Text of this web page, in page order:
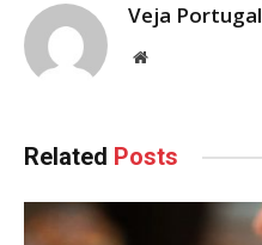
Veja Portugal
Website
Related Posts